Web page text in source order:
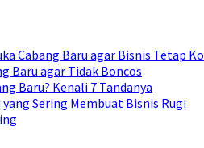
Cabang Baru agar Bisnis Tetap
Baru agar Tidak Boncos
Baru? Kenali 7 Tandanya
Sering Membuat Bisnis Rugi